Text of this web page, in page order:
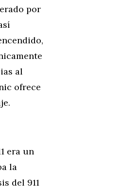
por
al
ofrece
era un
la
del 911